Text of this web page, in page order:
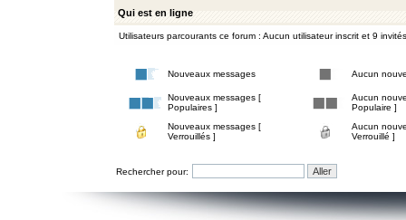
Qui est en ligne
Utilisateurs parcourants ce forum : Aucun utilisateur inscrit et 9 invités
Nouveaux messages Aucun
Nouveaux messages [
Populaires ]
Aucun
Populaire ]
Nouveaux messages [
Verrouillés ]
Aucun
Verrouillé ]
Rechercher pour: